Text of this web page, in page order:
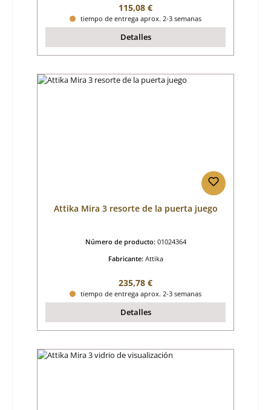
Precio normal:
115,08 €
tiempo de entrega aprox. 2-3 semanas
Detalles
Attika Mira 3 resorte de la puerta juego
Número de producto: 01024364
Fabricante: Attika
Precio normal:
235,78 €
tiempo de entrega aprox. 2-3 semanas
Detalles